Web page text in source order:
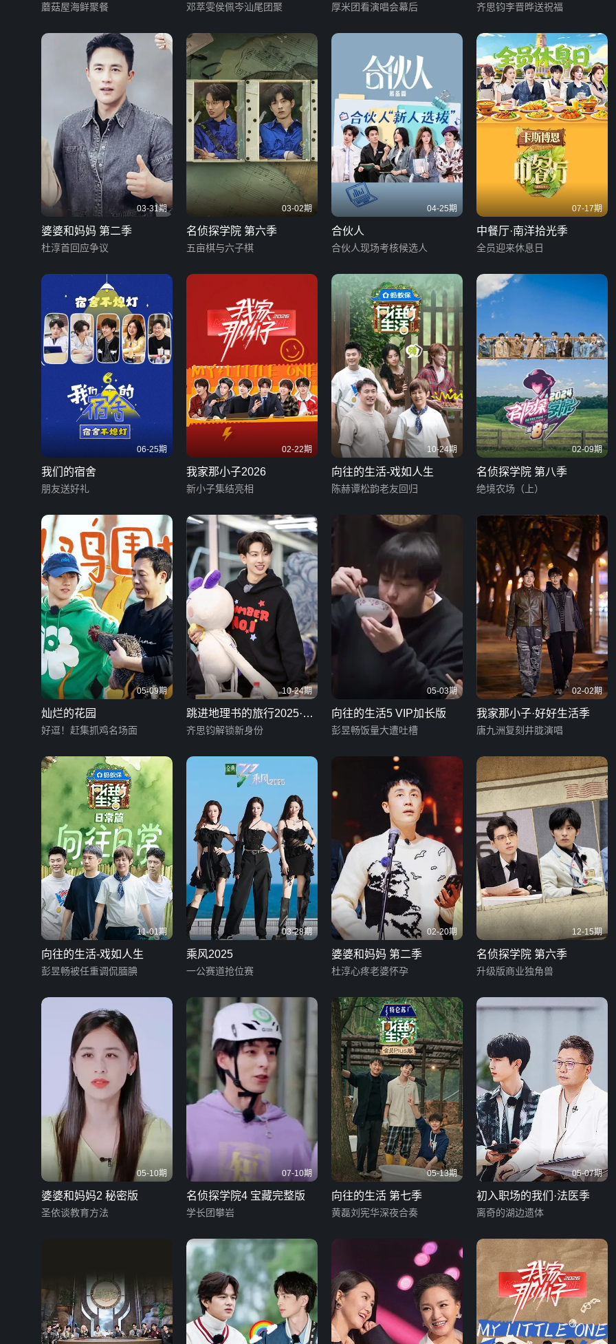
蘑菇屋海鲜聚餐 邓萃雯侯佩岑汕尾团聚 厚米团看演唱会幕后 齐思钧李晋晔送祝福
03-31期
婆婆和妈妈 第二季
杜淳首回应争议
03-02期
名侦探学院 第六季
五亩棋与六子棋
04-25期
合伙人
合伙人现场考核候选人
07-17期
中餐厅·南洋拾光季
全员迎来休息日
06-25期
我们的宿舍
朋友送好礼
02-22期
我家那小子2026
新小子集结亮相
10-24期
向往的生活-戏如人生
陈赫谭松韵老友回归
02-09期
名侦探学院 第八季
绝境农场（上）
05-09期
灿烂的花园
好逗！赶集抓鸡名场面
10-24期
跳进地理书的旅行2025·青
海篇
齐思钧解锁新身份
05-03期
向往的生活5 VIP加长版
彭昱畅饭量大遭吐槽
02-02期
我家那小子·好好生活季
唐九洲复刻井胧演唱
11-01期
向往的生活-戏如人生
彭昱畅被任重调侃腼腆
03-28期
乘风2025
一公赛道抢位赛
02-20期
婆婆和妈妈 第二季
杜淳心疼老婆怀孕
12-15期
名侦探学院 第六季
升级版商业独角兽
05-10期
婆婆和妈妈2 秘密版
圣依谈教育方法
07-10期
名侦探学院4 宝藏完整版
学长团攀岩
05-13期
向往的生活 第七季
黄磊刘宪华深夜合奏
05-07期
初入职场的我们·法医季
离奇的湖边遗体